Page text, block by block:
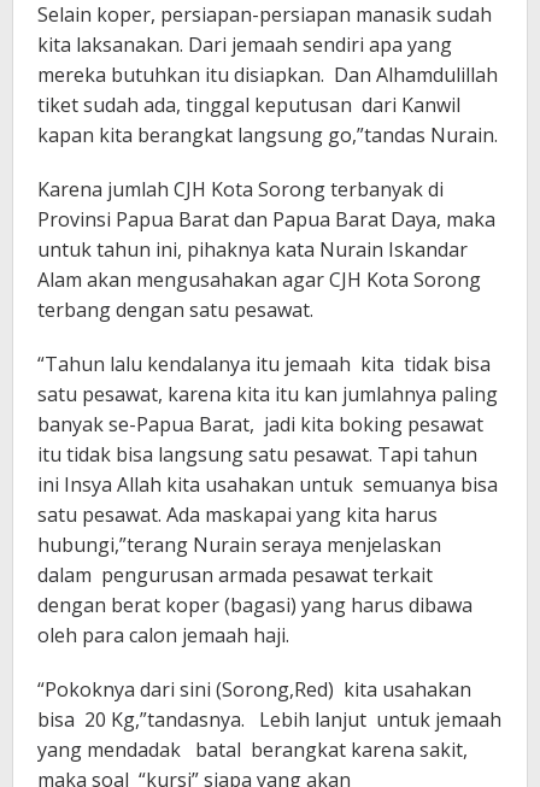
Selain koper, persiapan-persiapan manasik sudah
kita laksanakan. Dari jemaah sendiri apa yang
mereka butuhkan itu disiapkan. Dan Alhamdulillah
tiket sudah ada, tinggal keputusan dari Kanwil
kapan kita berangkat langsung go,”tandas Nurain.
Karena jumlah CJH Kota Sorong terbanyak di
Provinsi Papua Barat dan Papua Barat Daya, maka
untuk tahun ini, pihaknya kata Nurain Iskandar
Alam akan mengusahakan agar CJH Kota Sorong
terbang dengan satu pesawat.
“Tahun lalu kendalanya itu jemaah kita tidak bisa
satu pesawat, karena kita itu kan jumlahnya paling
banyak se-Papua Barat, jadi kita boking pesawat
itu tidak bisa langsung satu pesawat. Tapi tahun
ini Insya Allah kita usahakan untuk semuanya bisa
satu pesawat. Ada maskapai yang kita harus
hubungi,”terang Nurain seraya menjelaskan
dalam pengurusan armada pesawat terkait
dengan berat koper (bagasi) yang harus dibawa
oleh para calon jemaah haji.
“Pokoknya dari sini (Sorong,Red) kita usahakan
bisa 20 Kg,”tandasnya. Lebih lanjut untuk jemaah
yang mendadak batal berangkat karena sakit,
maka soal “kursi” siapa yang akan